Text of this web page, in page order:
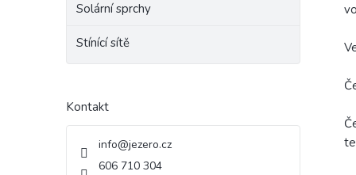
Solární sprchy
Stínící sítě
Kontakt
info@jezero.cz
606 710 304